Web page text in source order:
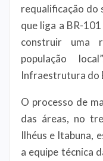
requalificação do
que liga a BR-
construir uma
população
Infraestrutura do
O processo de
das áreas, no
Ilhéus e Itabuna,
a equipe técnica